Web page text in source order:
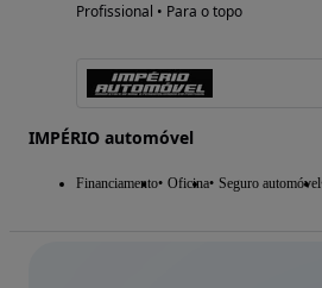
Profissional • Para o topo
IMPÉRIO automóvel
Financiamento Oficina Seguro automóvel